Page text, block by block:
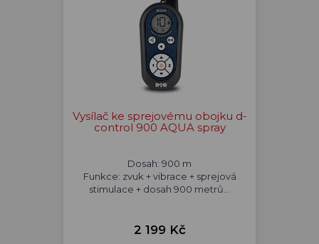
Vysílač ke sprejovému obojku d-
control 900 AQUA spray
Dosah: 900 m
Funkce: zvuk + vibrace + sprejová
stimulace + dosah 900 metrů...
2 199 Kč